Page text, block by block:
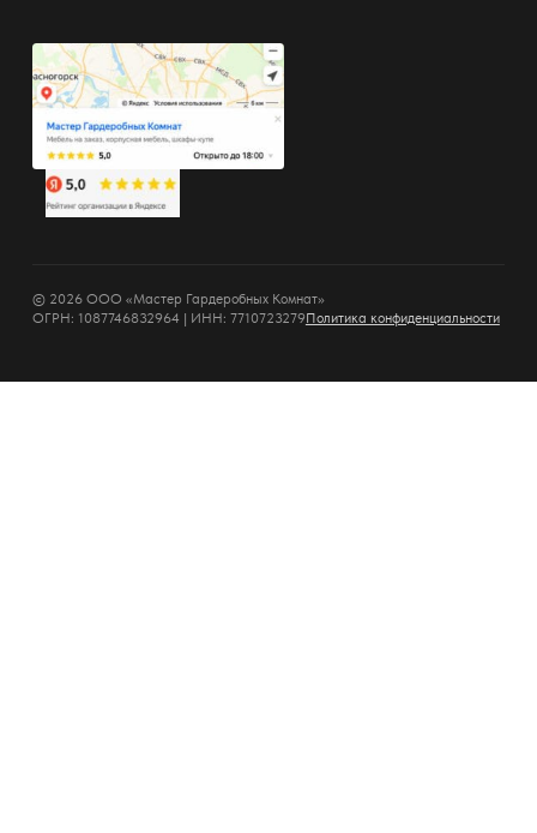
© 2026 ООО «Мастер Гардеробных Комнат»
ОГРН: 1087746832964 | ИНН: 7710723279Политика конфиденциальности